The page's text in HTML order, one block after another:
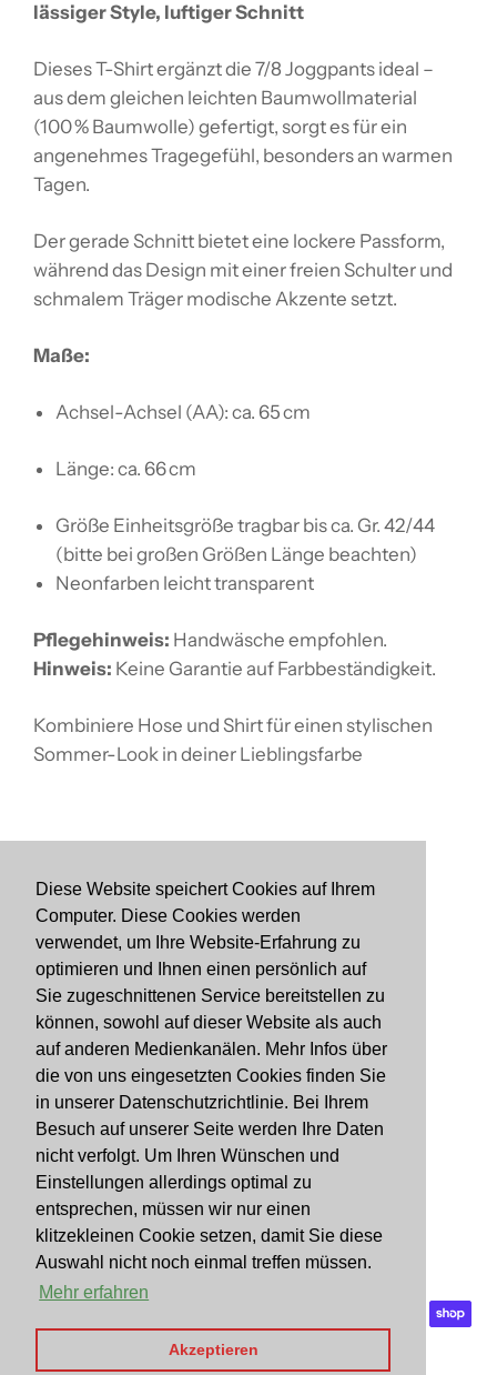
Diese Website speichert Cookies auf Ihrem
Computer. Diese Cookies werden
verwendet, um Ihre Website-Erfahrung zu
optimieren und Ihnen einen persönlich auf
Sie zugeschnittenen Service bereitstellen zu
können, sowohl auf dieser Website als auch
auf anderen Medienkanälen. Mehr Infos über
die von uns eingesetzten Cookies finden Sie
in unserer Datenschutzrichtlinie. Bei Ihrem
Besuch auf unserer Seite werden Ihre Daten
nicht verfolgt. Um Ihren Wünschen und
Einstellungen allerdings optimal zu
entsprechen, müssen wir nur einen
klitzekleinen Cookie setzen, damit Sie diese
Auswahl nicht noch einmal treffen müssen.
Mehr erfahren
Akzeptieren
lässiger Style, luftiger Schnitt
Dieses T-Shirt ergänzt die 7/8 Joggpants ideal –
aus dem gleichen leichten Baumwollmaterial
(100 % Baumwolle) gefertigt, sorgt es für ein
angenehmes Tragegefühl, besonders an warmen
Tagen.
Der gerade Schnitt bietet eine lockere Passform,
während das Design mit einer freien Schulter und
schmalem Träger modische Akzente setzt.
Maße:
Achsel-Achsel (AA): ca. 65 cm
Länge: ca. 66 cm
Größe Einheitsgröße tragbar bis ca. Gr. 42/44
(bitte bei großen Größen Länge beachten)
Neonfarben leicht transparent
Pflegehinweis: Handwäsche empfohlen.
Hinweis: Keine Garantie auf Farbbeständigkeit.
Kombiniere Hose und Shirt für einen stylischen
Sommer-Look in deiner Lieblingsfarbe
Suchen
Impressum
Datenschutzerklärung
Allgemeine Geschäftsbedingungen
Retournieren
Facebook
Instagram
Währung
EUR €
© 2026,GUAPA your Fashion